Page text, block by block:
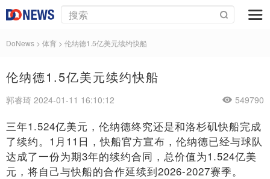
DoNews > 体育 > 伦纳德1.5亿美元续约快船
伦纳德1.5亿美元续约快船
郭睿琦 2024-01-11 16:10:12 549790
三年1.524亿美元，伦纳德终究还是和洛杉矶快船完成
了续约。1月11日，快船官方宣布，伦纳德已经与球队
达成了一份为期3年的续约合同，总价值为1.524亿美
元，将自己与快船的合作延续到2026-2027赛季。